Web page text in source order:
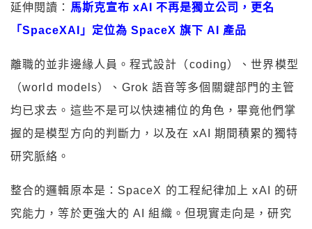
延伸閱讀： 馬斯克宣布 xAI 不再是獨立公司，更名
「SpaceXAI」定位為 SpaceX 旗下 AI 產品
離職的並非邊緣人員。程式設計（coding）、世界模型
（world models）、Grok 語音等多個關鍵部門的主管
均已求去。這些不是可以快速補位的角色，畢竟他們掌
握的是模型方向的判斷力，以及在 xAI 期間積累的獨特
研究脈絡。
整合的邏輯原本是：SpaceX 的工程紀律加上 xAI 的研
究能力，等於更強大的 AI 組織。但現實走向是，研究